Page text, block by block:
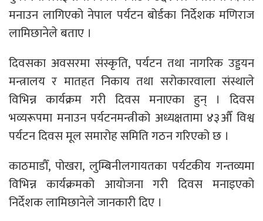
मनाउन लागिएको नेपाल पर्यटन बोर्डका निर्देशक मणिराज
लामिछानेले बताए ।
दिवसका अवसरमा संस्कृति, पर्यटन तथा नागरिक उड्डयन
मन्त्रालय र मातहत निकाय तथा सरोकारवाला संस्थाले
विभिन्न कार्यक्रम गरी दिवस मनाएका हुन् । दिवस
भव्यरूपमा मनाउन पर्यटनमन्त्रीको अध्यक्षतामा ४३औँ विश्व
पर्यटन दिवस मूल समारोह समिति गठन गरिएको छ ।
काठमाडौँ, पोखरा, लुम्बिनीलगायतका पर्यटकीय गन्तव्यमा
विभिन्न कार्यक्रमको आयोजना गरी दिवस मनाइएको
निर्देशक लामिछानेले जानकारी दिए ।